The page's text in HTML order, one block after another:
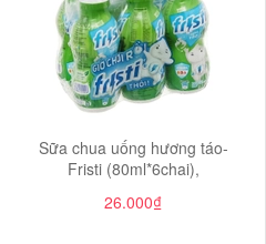
Sữa chua uống hương táo-
Fristi (80ml*6chai),
26.000₫